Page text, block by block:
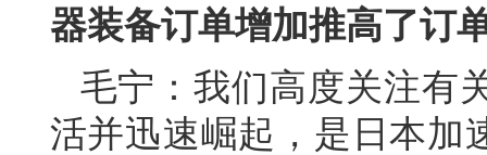
器装备订单增加推高了订
毛宁：我们高度关注有
活并迅速崛起，是日本加